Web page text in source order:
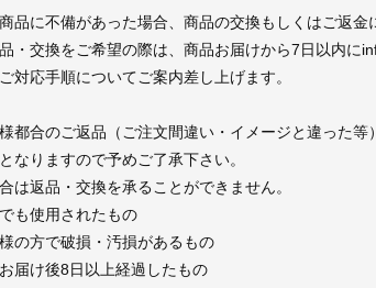
品に不備があった場合、商品の交換もしくはご返金
・交換をご希望の際は、商品お届けから7日以内に
対応手順についてご案内差し上げます。
都合のご返品（ご注文間違い・イメージと違った等
なりますので予めご了承下さい。
は返品・交換を承ることができません。
でも使用されたもの
様の方で破損・汚損があるもの
お届け後8日以上経過したもの